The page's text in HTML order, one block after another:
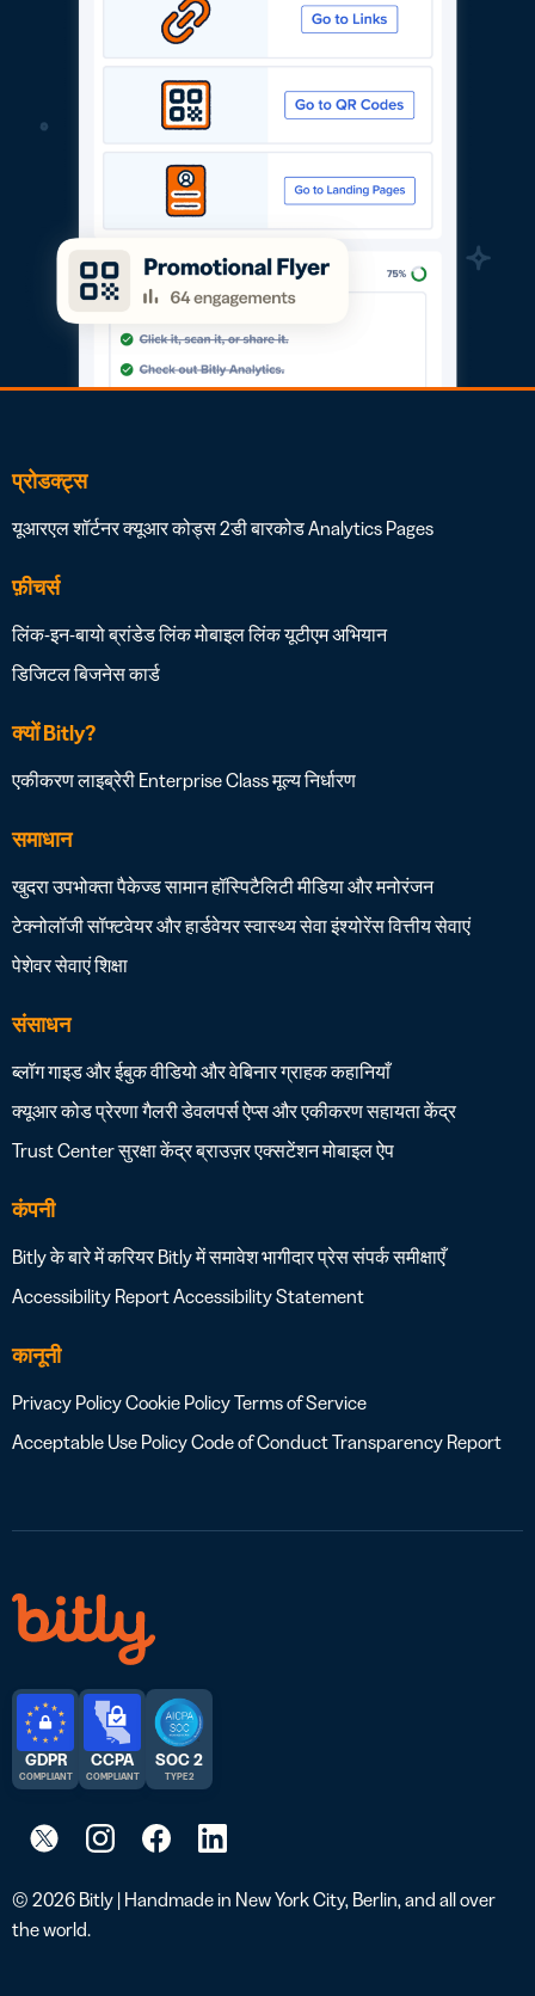
प्रोडक्ट्स
यूआरएल शॉर्टनरक्यूआर कोड्स2डी बारकोडAnalytics Pages
फ़ीचर्स
लिंक-इन-बायोब्रांडेड लिंकमोबाइल लिंकयूटीएम अभियान
डिजिटल बिजनेस कार्ड
क्यों Bitly?
एकीकरण लाइब्रेरी Enterprise Classमूल्य निर्धारण
समाधान
खुदराउपभोक्ता पैकेज्ड सामानहॉस्पिटैलिटीमीडिया और मनोरंजन
टेक्नोलॉजी सॉफ्टवेयर और हार्डवेयरस्वास्थ्य सेवाइंश्योरेंसवित्तीय सेवाएं
पेशेवर सेवाएंशिक्षा
संसाधन
ब्लॉगगाइड और ईबुकवीडियो और वेबिनारग्राहक कहानियाँ
क्यूआर कोड प्रेरणा गैलरीडेवलपर्सऐप्स और एकीकरणसहायता केंद्र
Trust Centerसुरक्षा केंद्रब्राउज़र एक्सटेंशनमोबाइल ऐप
कंपनी
Bitly के बारे मेंकरियर Bitly में समावेशभागीदारप्रेससंपर्कसमीक्षाएँ
Accessibility ReportAccessibility Statement
कानूनी
Privacy PolicyCookie PolicyTerms of Service
Acceptable Use PolicyCode of ConductTransparency Report
© 2026 Bitly | Handmade in New York City, Berlin, and all over
the world.
GDPR
COMPLIANT
CCPA
COMPLIANT
SOC 2
TYPE 2